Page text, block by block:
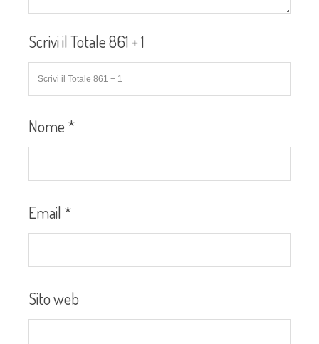
Scrivi il Totale 861 + 1
Nome *
Email *
Sito web